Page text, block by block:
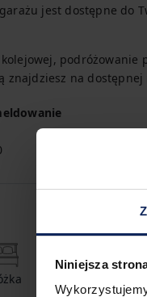
Niniejsza
jest dostępne do
podróżowanie
znajdziesz na dostępnej